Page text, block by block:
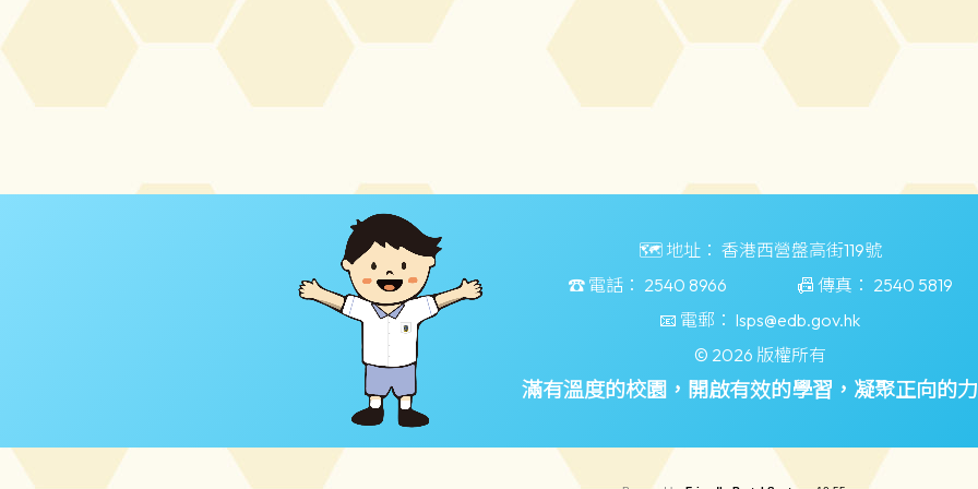
🗺️ 地址： 香港西營盤高街119號
☎️ 電話： 2540 8966 📠 傳真： 2540 5819
📧 電郵： lsps@edb.gov.hk
© 2026 版權所有
滿有溫度的校園，開啟有效的學習，凝聚正向的